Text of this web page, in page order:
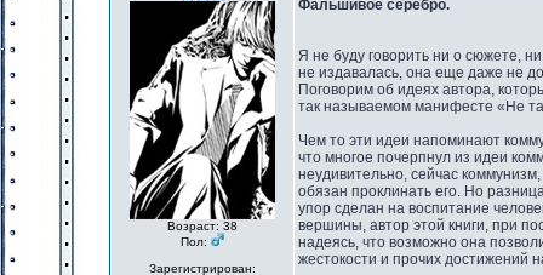
Возраст: 38
Пол:
Зарегистрирован:
Фальшивое серебро.
Я не буду говорить ни о сюжете,
не издавалась, она еще даже не
Поговорим об идеях автора,
так называемом манифесте «Не
Чем то эти идеи напоминают
что многое почерпнул из идеи
неудивительно, сейчас
обязан проклинать его. Но
упор сделан на воспитание
вершины, автор этой книги, при
надеясь, что возможно она
жестокости и прочих достижений